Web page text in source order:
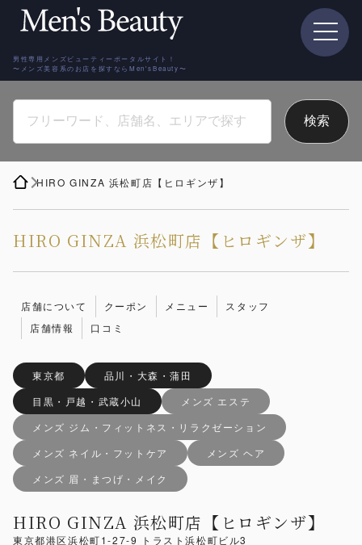
男性専用メンズビューティーポータルサイト！
〜メンズ美容系のお店を探すならMen'sBeauty〜
HIRO GINZA 浜松町店【ヒロギンザ】
HIRO GINZA 浜松町店【ヒロギンザ】
店舗について クーポン メニュー
スタッフ
店舗情報
口コミ
東京都
品川・大森・蒲田
目黒・戸越・武蔵小山
メンズ エステ
メンズ ジム・フィットネス・リラクゼーション
メンズ ネイル・フットケア
メンズ ヘア
メンズ 眉・まつげ・メイク
HIRO GINZA 浜松町店【ヒロギンザ】
東京都港区浜松町1-27-9 トラスト浜松町ビル3